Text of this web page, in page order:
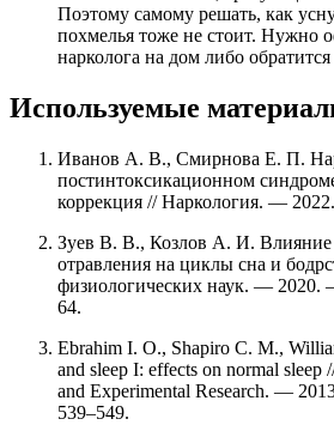
Поэтому самому решать, как
похмелья тоже не стоит. Нужно
нарколога на дом либо
Используемые
Иванов А. В., Смирнова Е. П.
постинтоксикационном
коррекция // Наркология. —
Зуев В. В., Козлов А. И. Влияние
отравления на циклы сна и
физиологических наук. —
64.
Ebrahim I. O., Shapiro C. M.,
and sleep I: effects on normal
and Experimental Research. —
539–549.